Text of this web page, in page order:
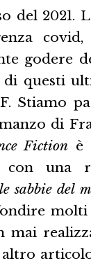
del 2021.
godere
questi
Stiamo
di
Fiction è
con una
sabbie del
mai
altro